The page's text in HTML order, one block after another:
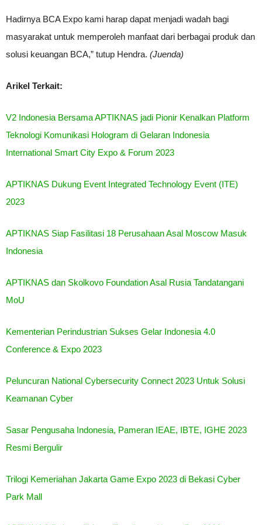
Hadirnya BCA Expo kami harap dapat menjadi wadah bagi
masyarakat untuk memperoleh manfaat dari berbagai produk dan
solusi keuangan BCA,” tutup Hendra. (Juenda)
Arikel Terkait:
V2 Indonesia Bersama APTIKNAS jadi Pionir Kenalkan Platform
Teknologi Komunikasi Hologram di Gelaran Indonesia
International Smart City Expo & Forum 2023
APTIKNAS Dukung Event Integrated Technology Event (ITE)
2023
APTIKNAS Siap Fasilitasi 18 Perusahaan Asal Moscow Masuk
Indonesia
APTIKNAS dan Skolkovo Foundation Asal Rusia Tandatangani
MoU
Kementerian Perindustrian Sukses Gelar Indonesia 4.0
Conference & Expo 2023
Peluncuran National Cybersecurity Connect 2023 Untuk Solusi
Keamanan Cyber
Sasar Pengusaha Indonesia, Pameran IEAE, IBTE, IGHE 2023
Resmi Bergulir
Trilogi Kemeriahan Jakarta Game Expo 2023 di Bekasi Cyber
Park Mall